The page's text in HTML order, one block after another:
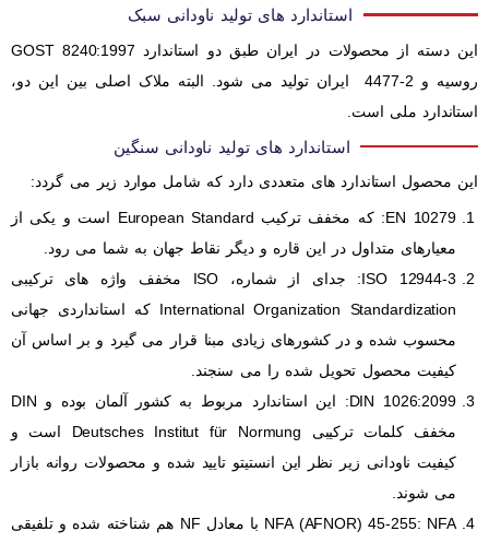
استاندارد های تولید ناودانی سبک
این دسته از محصولات در ایران طبق دو استاندارد GOST 8240:1997
روسیه و 2-4477 ایران تولید می شود. البته ملاک اصلی بین این دو،
استاندارد ملی است.
استاندارد های تولید ناودانی سنگین
این محصول استاندارد های متعددی دارد که شامل موارد زیر می گردد:
EN 10279: که مخفف ترکیب European Standard است و یکی از
معیارهای متداول در این قاره و دیگر نقاط جهان به شما می رود.
ISO 12944-3: جدای از شماره، ISO مخفف واژه های ترکیبی
International Organization Standardization که استانداردی جهانی
محسوب شده و در کشورهای زیادی مبنا قرار می گیرد و بر اساس آن
کیفیت محصول تحویل شده را می سنجند.
DIN 1026:2099: این استاندارد مربوط به کشور آلمان بوده و DIN
مخفف کلمات ترکیبی Deutsches Institut für Normung است و
کیفیت ناودانی زیر نظر این انستیتو تایید شده و محصولات روانه بازار
می شوند.
NFA (AFNOR) 45-255: NFA با معادل NF هم شناخته شده و تلفیقی